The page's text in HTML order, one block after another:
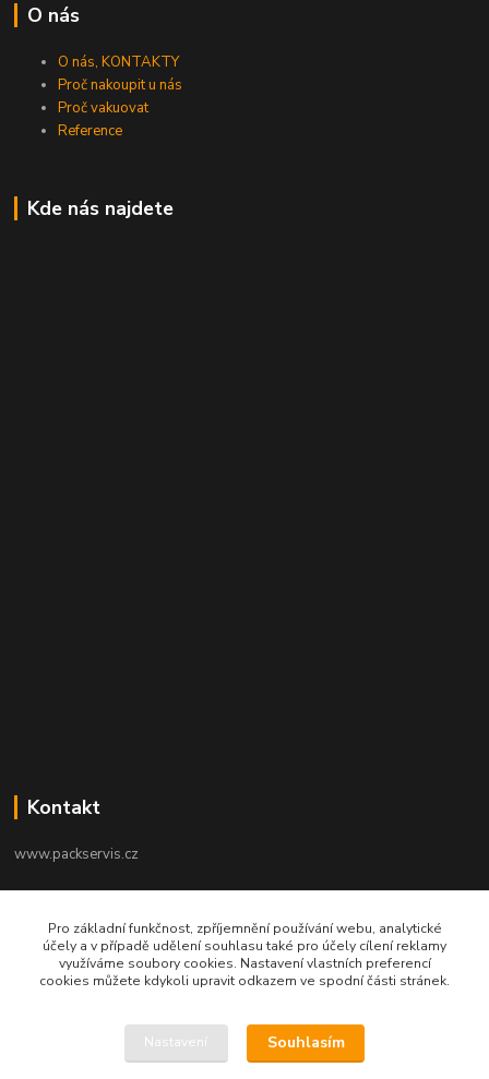
O nás
O nás, KONTAKTY
Proč nakoupit u nás
Proč vakuovat
Reference
Kde nás najdete
Kontakt
www.packservis.cz
Po-Pá 8.00-12.00, 13.00-16.00 hod
info@packservis.cz
Pro základní funkčnost, zpříjemnění používání webu, analytické
účely a v případě udělení souhlasu také pro účely cílení reklamy
využíváme soubory cookies. Nastavení vlastních preferencí
cookies můžete kdykoli upravit odkazem ve spodní části stránek.
Nastavení Souhlasím